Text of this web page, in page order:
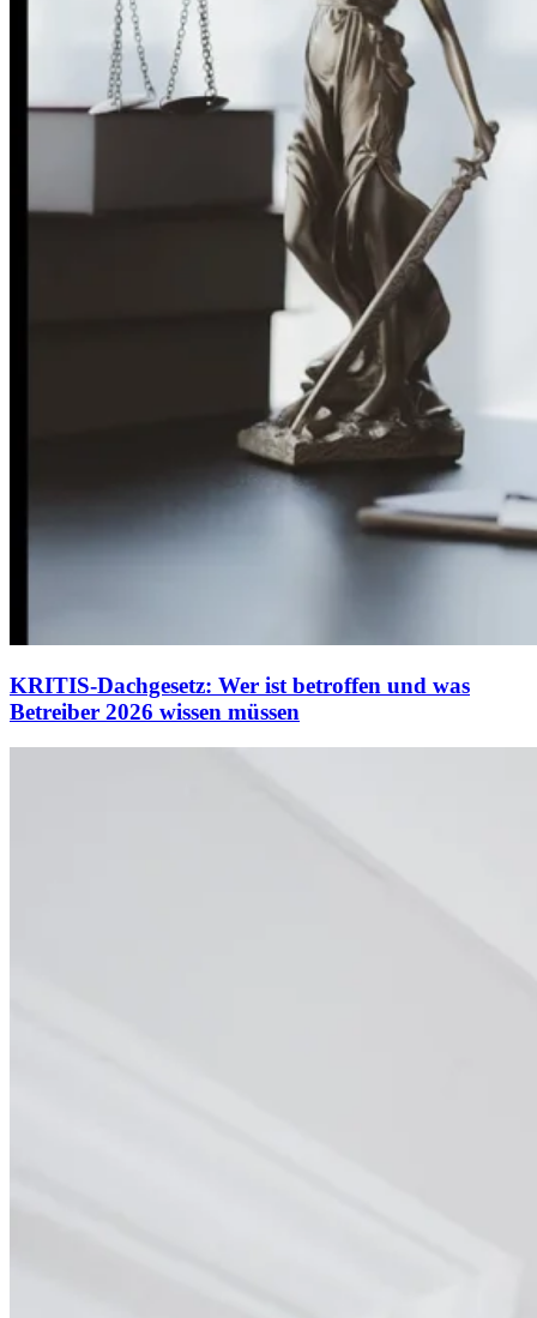
KRITIS-Dachgesetz: Wer ist betroffen und was
Betreiber 2026 wissen müssen